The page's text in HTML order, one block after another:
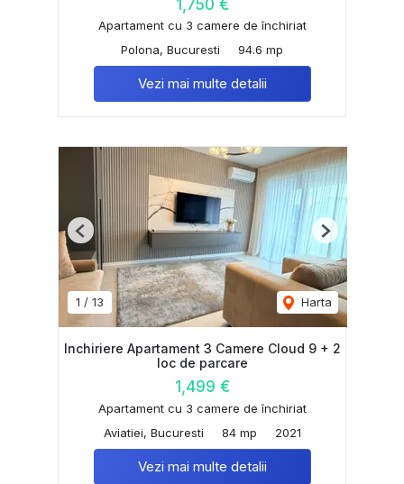
1,750 €
Apartament cu 3 camere de închiriat
Polona, Bucuresti
94.6 mp
Vezi mai multe detalii
1 / 13 Harta
Previous Next
Inchiriere Apartament 3 Camere Cloud 9 + 2
loc de parcare
1,499 €
Apartament cu 3 camere de închiriat
Aviatiei, Bucuresti
84 mp 2021
Vezi mai multe detalii